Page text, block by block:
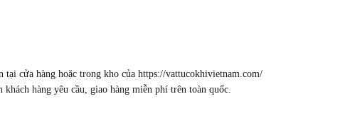
tại cửa hàng hoặc trong kho của https://vattucokhivietnam.com/
khách hàng yêu cầu, giao hàng miễn phí trên toàn quốc.